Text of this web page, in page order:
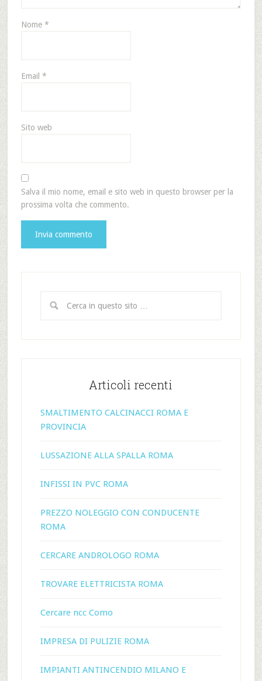
Nome *
Email *
Sito web
Salva il mio nome, email e sito web in questo browser per la
prossima volta che commento.
Articoli recenti
SMALTIMENTO CALCINACCI ROMA E
PROVINCIA
LUSSAZIONE ALLA SPALLA ROMA
INFISSI IN PVC ROMA
PREZZO NOLEGGIO CON CONDUCENTE
ROMA
CERCARE ANDROLOGO ROMA
TROVARE ELETTRICISTA ROMA
Cercare ncc Como
IMPRESA DI PULIZIE ROMA
IMPIANTI ANTINCENDIO MILANO E